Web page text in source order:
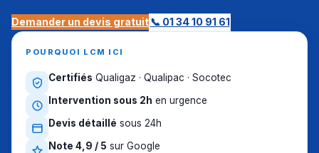
Demander un devis gratuit📞 01 34 10 91 61
POURQUOI LCM ICI
Certifiés Qualigaz · Qualipac · Socotec
Intervention sous 2h en urgence
Devis détaillé sous 24h
Note 4,9 / 5 sur Google